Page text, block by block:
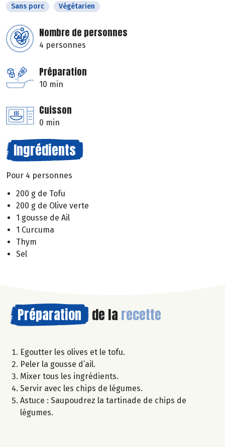
Sans porc
Végétarien
Nombre de personnes
4 personnes
Préparation
10 min
Cuisson
0 min
Ingrédients
Pour 4 personnes
200 g de Tofu
200 g de Olive verte
1 gousse de Ail
1 Curcuma
Thym
Sel
Préparation de la recette
Egoutter les olives et le tofu.
Peler la gousse d’ail.
Mixer tous les ingrédients.
Servir avec les chips de légumes.
Astuce : Saupoudrez la tartinade de chips de
légumes.